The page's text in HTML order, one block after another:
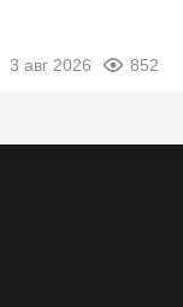
3 авг 2026 852